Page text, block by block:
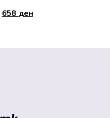
658 ден